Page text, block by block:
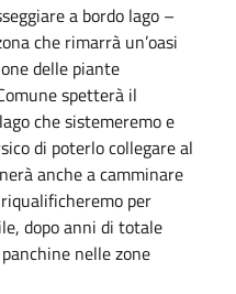
a bordo lago –
che rimarrà un’oasi
delle piante
spetterà il
che sistemeremo e
di poterlo collegare al
anche a camminare
per
dopo anni di totale
nelle zone